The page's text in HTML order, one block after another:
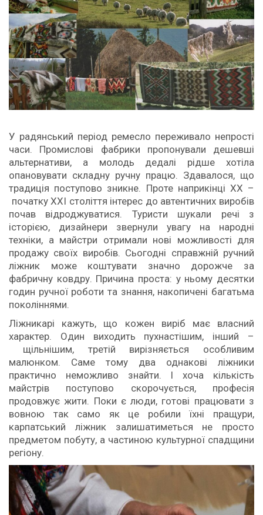
У радянський період ремесло переживало непрості
часи. Промислові фабрики пропонували дешевші
альтернативи, а молодь дедалі рідше хотіла
опановувати складну ручну працю. Здавалося, що
традиція поступово зникне. Проте наприкінці XX –
початку XXI століття інтерес до автентичних виробів
почав відроджуватися. Туристи шукали речі з
історією, дизайнери звернули увагу на народні
техніки, а майстри отримали нові можливості для
продажу своїх виробів. Сьогодні справжній ручний
ліжник може коштувати значно дорожче за
фабричну ковдру. Причина проста: у ньому десятки
годин ручної роботи та знання, накопичені багатьма
поколіннями.
Ліжникарі кажуть, що кожен виріб має власний
характер. Один виходить пухнастішим, інший –
щільнішим, третій вирізняється особливим
малюнком. Саме тому два однакові ліжники
практично неможливо знайти. І хоча кількість
майстрів поступово скорочується, професія
продовжує жити. Поки є люди, готові працювати з
вовною так само як це робили їхні пращури,
карпатський ліжник залишатиметься не просто
предметом побуту, а частиною культурної спадщини
регіону.